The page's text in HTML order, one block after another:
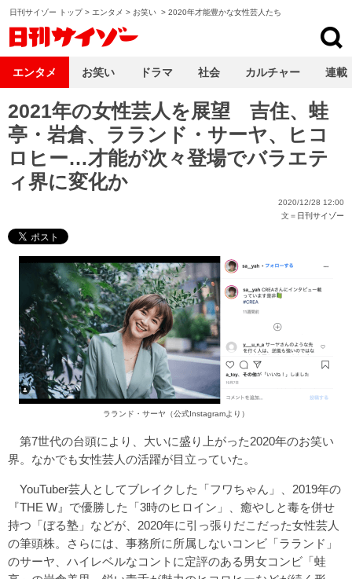
日刊サイゾー トップ> エンタメ > お笑い > 2020年才能豊かな女性芸人たち
2021年の女性芸人を展望 吉住、蛙
亭・岩倉、ラランド・サーヤ、ヒコ
ロヒー…才能が次々登場でバラエテ
ィ界に変化か
2020/12/28 12:00
文＝ 日刊サイゾー
ラランド・サーヤ（公式Instagramより）
第7世代の台頭により、大いに盛り上がった2020年のお笑い
界。なかでも女性芸人の活躍が目立っていた。
YouTuber芸人としてブレイクした「フワちゃん」、2019年の
『THE W』で優勝した「3時のヒロイン」、癒やしと毒を併せ
持つ「ぼる塾」などが、2020年に引っ張りだこだった女性芸人
の筆頭株。さらには、事務所に所属しないコンビ「ラランド」
のサーヤ、ハイレベルなコントに定評のある男女コンビ「蛙
エンタメ お笑い ドラマ 社会 カルチャー 連載